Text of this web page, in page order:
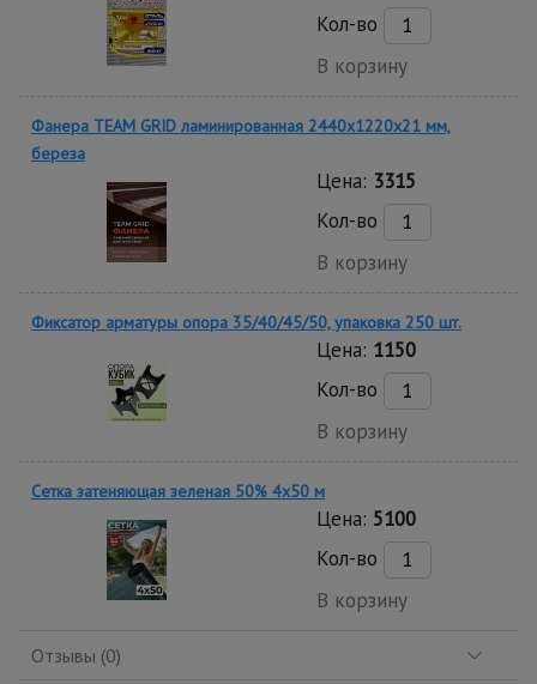
Кол-во
В корзину
Фанера TEAM GRID ламинированная 2440х1220х21 мм,
береза
Цена: 3315
Кол-во
В корзину
Фиксатор арматуры опора 35/40/45/50, упаковка 250 шт.
Цена: 1150
Кол-во
В корзину
Сетка затеняющая зеленая 50% 4х50 м
Цена: 5100
Кол-во
В корзину
Отзывы (0)